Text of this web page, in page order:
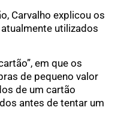
Carvalho explicou os
utilizados
em que os
de pequeno valor
de um cartão
antes de tentar um